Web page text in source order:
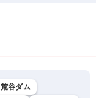
荒谷ダム